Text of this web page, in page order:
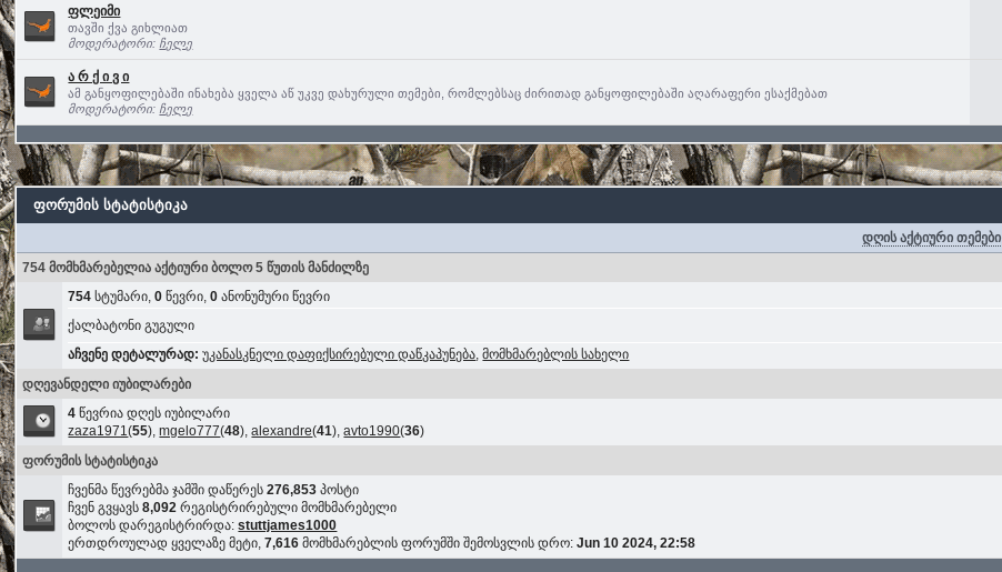
ფლეიმი
თავში ქვა გიხლიათ
მოდერატორი: ჩელე
ა რ ქ ი ვ ი
ამ განყოფილებაში ინახება ყველა აწ უკვე დახურული თემები, რომლებსაც ძირითად განყოფილებაში აღარაფერი ესაქმებათ
მოდერატორი: ჩელე
ფორუმის სტატისტიკა
დღის აქტიური თემები
754 მომხმარებელია აქტიური ბოლო 5 წუთის მანძილზე
754 სტუმარი,0 წევრი,0 ანონუმური წევრი
ქალბატონი გუგული
აჩვენე დეტალურად: უკანასკნელი დაფიქსირებული დაწკაპუნება,მომხმარებლის სახელი
დღევანდელი იუბილარები
4 წევრია დღეს იუბილარი
zaza1971(55),mgelo777(48),alexandre(41),avto1990(36)
ფორუმის სტატისტიკა
ჩვენმა წევრებმა ჯამში დაწერეს276,853 პოსტი
ჩვენ გვყავს8,092 რეგისტრირებული მომხმარებელი
ბოლოს დარეგისტრირდა:stuttjames1000
ერთდროულად ყველაზე მეტი,7,616 მომხმარებლის ფორუმში შემოსვლის დრო:Jun 10 2024, 22:58